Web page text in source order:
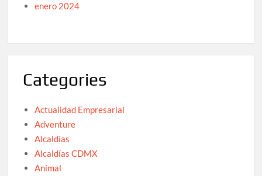
enero 2024
Categories
Actualidad Empresarial
Adventure
Alcaldías
Alcaldías CDMX
Animal